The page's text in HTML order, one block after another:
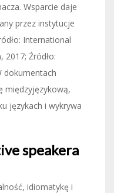
Wsparcie daje
przez instytucje
International
Źródło:
dokumentach
międzyjęzykową,
językach i wykrywa
speakera
idiomatykę i